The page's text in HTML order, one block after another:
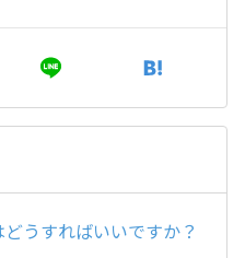
うすればいいですか？